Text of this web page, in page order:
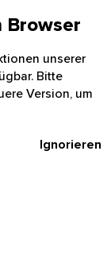
Browser
unserer
Bitte
Version, um
Ignorieren